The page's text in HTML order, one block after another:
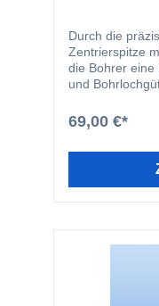
Durch die
Zentrierspitze
die Bohrer eine
und
bohren sowohl
oder auch
69,00 €*